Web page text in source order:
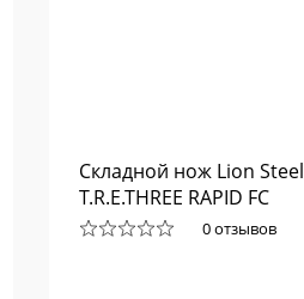
Складной нож Lion Steel
T.R.E.THREE RAPID FC
0 отзывов